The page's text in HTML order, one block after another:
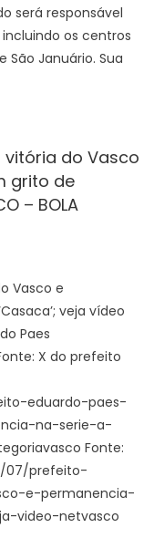
será responsável
os centros
Januário. Sua
vitória do Vasco
grito de
– BOLA
Vasco e
veja vídeo
Paes
X do prefeito
eduardo-paes-
na-serie-a-
Fonte:
07/prefeito-
e-permanencia-
video-netvasco